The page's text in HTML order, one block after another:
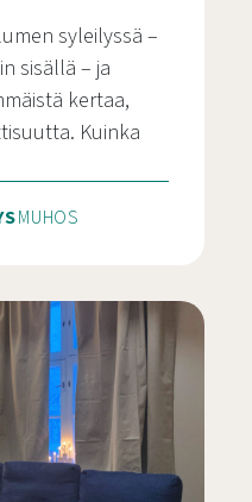
syleilyssä –
sisällä – ja
kertaa,
Kuinka
MUHOS